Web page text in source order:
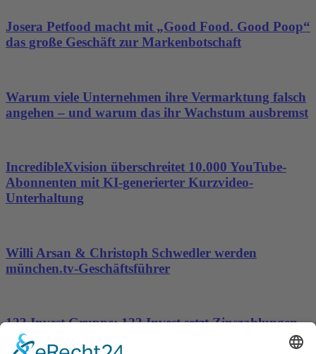
Josera Petfood macht mit „Good Food. Good Poop“
das große Geschäft zur Markenbotschaft
Warum viele Unternehmen ihre Vermarktung falsch
angehen – und warum das ihr Wachstum ausbremst
IncredibleXvision überschreitet 10.000 YouTube-
Abonnenten mit KI-generierter Kurzvideo-
Unterhaltung
Willi Arsan & Christoph Schwedler werden
münchen.tv-Geschäftsführer
123 Invest Gruppe: 123 Invest setzt Zinszahlungen
aus und stellt Insolvenzantrag – Ihre Rechte als